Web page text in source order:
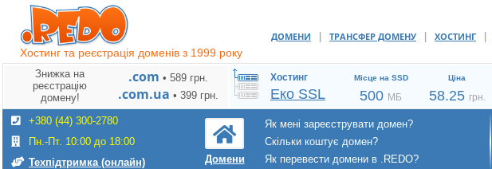
Хостинг та реєстрація доменів з 1999 року
ДОМЕНИ | ТРАНСФЕР ДОМЕНУ | ХОСТИНГ |
Знижка на
реєстрацію
домену!
.com • 589 грн.
.com.ua • 399 грн.
Хостинг
Еко SSL
Місце на SSD Ціна
500 МБ 58.25 грн.
+380 (44) 300-2780
Пн.-Пт. 10:00 до 18:00
Техпідтримка (онлайн)
Домени
Як мені зареєструвати домен?
Скільки коштує домен?
Як перевести домени в .REDO?